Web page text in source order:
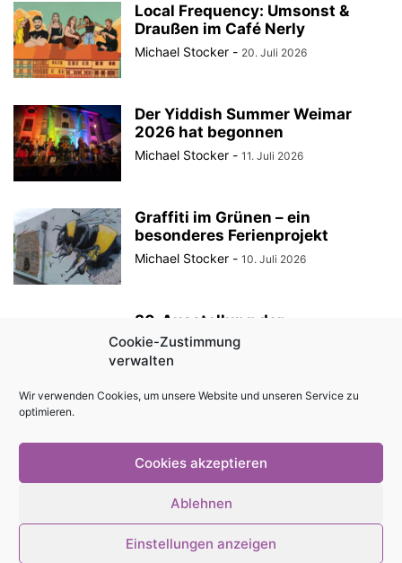
Cookie-Zustimmung
verwalten
Wir verwenden Cookies, um unsere Website und unseren Service zu
optimieren.
Cookies akzeptieren
Ablehnen
Einstellungen anzeigen
Local Frequency: Umsonst &
Draußen im Café Nerly
Michael Stocker - 20. Juli 2026
Der Yiddish Summer Weimar
2026 hat begonnen
Michael Stocker - 11. Juli 2026
Graffiti im Grünen – ein
besonderes Ferienprojekt
Michael Stocker - 10. Juli 2026
30. Ausstellung der
StadtRaumBoxen am
KulturQuartier Schauspielhaus
Sommertheater im Innenhof des
Angermuseums Erfurt
Michael Stocker - 6. Juli 2026